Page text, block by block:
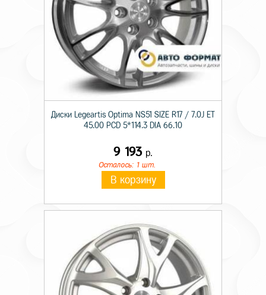
Диски Legeartis Optima NS51 SIZE R17 / 7.0J ET
45.00 PCD 5*114.3 DIA 66.10
9 193 р.
Осталось: 1 шт.
В корзину